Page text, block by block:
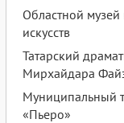
Областной
искусств
Татарский
Мирхайдара
Муниципальный
«Пьеро»